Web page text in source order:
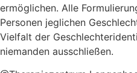
ermöglichen. Alle
Personen jeglichen
Vielfalt der
niemanden ausschließen.